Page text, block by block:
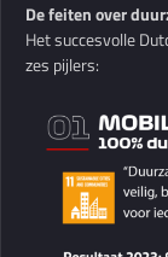
De feiten over
Het succesvolle
zes pijlers: